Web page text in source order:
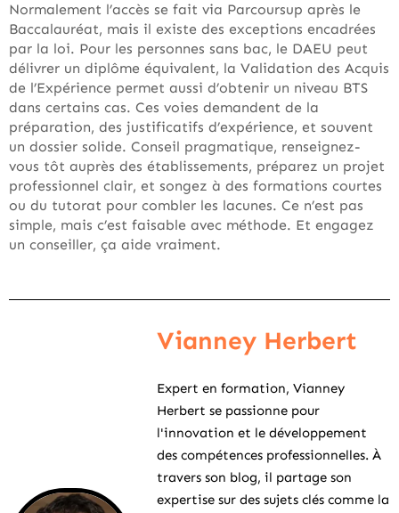
Normalement l’accès se fait via Parcoursup après le
Baccalauréat, mais il existe des exceptions encadrées
par la loi. Pour les personnes sans bac, le DAEU peut
délivrer un diplôme équivalent, la Validation des Acquis
de l’Expérience permet aussi d’obtenir un niveau BTS
dans certains cas. Ces voies demandent de la
préparation, des justificatifs d’expérience, et souvent
un dossier solide. Conseil pragmatique, renseignez-
vous tôt auprès des établissements, préparez un projet
professionnel clair, et songez à des formations courtes
ou du tutorat pour combler les lacunes. Ce n’est pas
simple, mais c’est faisable avec méthode. Et engagez
un conseiller, ça aide vraiment.
Vianney Herbert
Expert en formation, Vianney
Herbert se passionne pour
l'innovation et le développement
des compétences professionnelles. À
travers son blog, il partage son
expertise sur des sujets clés comme la